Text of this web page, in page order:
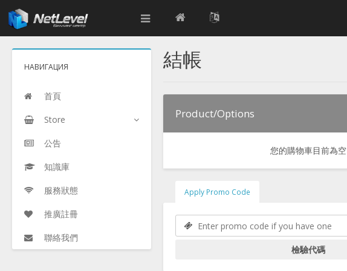
НАВИГАЦИЯ
首頁
Store
公告
知識庫
服務狀態
推廣註冊
聯絡我們
結帳
Product/Options
您的購物車目前為空
Apply Promo Code
檢驗代碼